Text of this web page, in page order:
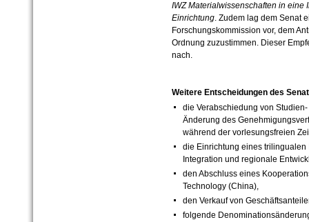
IWZ Materialwissenschaften in eine
Einrichtung. Zudem lag dem Senat
Forschungskommission vor, dem
Ordnung zuzustimmen. Dieser
nach.
Weitere Entscheidungen des
die Verabschiedung von
Änderung des
während der vorlesungsfreien
die Einrichtung eines
Integration und regionale
den Abschluss eines
Technology (China),
den Verkauf von
folgende